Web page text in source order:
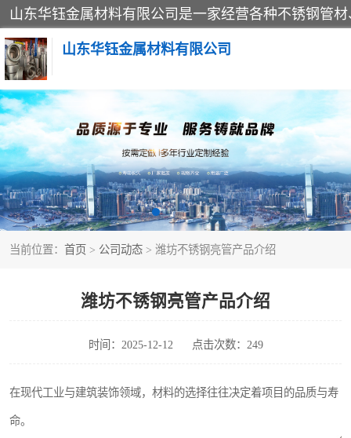
山东华钰金属材料有限公司
当前位置： 首页 > 公司动态 > 潍坊不锈钢亮管产品介绍
潍坊不锈钢亮管产品介绍
时间：2025-12-12 点击次数：249
在现代工业与建筑装饰领域，材料的选择往往决定着项目的品质与寿
命。
不锈钢管
管件标准件
不锈钢人孔
不锈钢角钢